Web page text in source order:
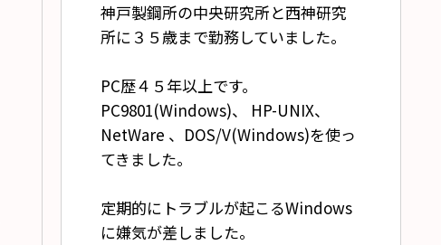
神戸製鋼所の中央研究所と西神研究
所に３５歳まで勤務していました。
PC歴４５年以上です。
PC9801(Windows)、 HP-UNIX、
NetWare 、DOS/V(Windows)を使っ
てきました。
定期的にトラブルが起こるWindows
に嫌気が差しました。